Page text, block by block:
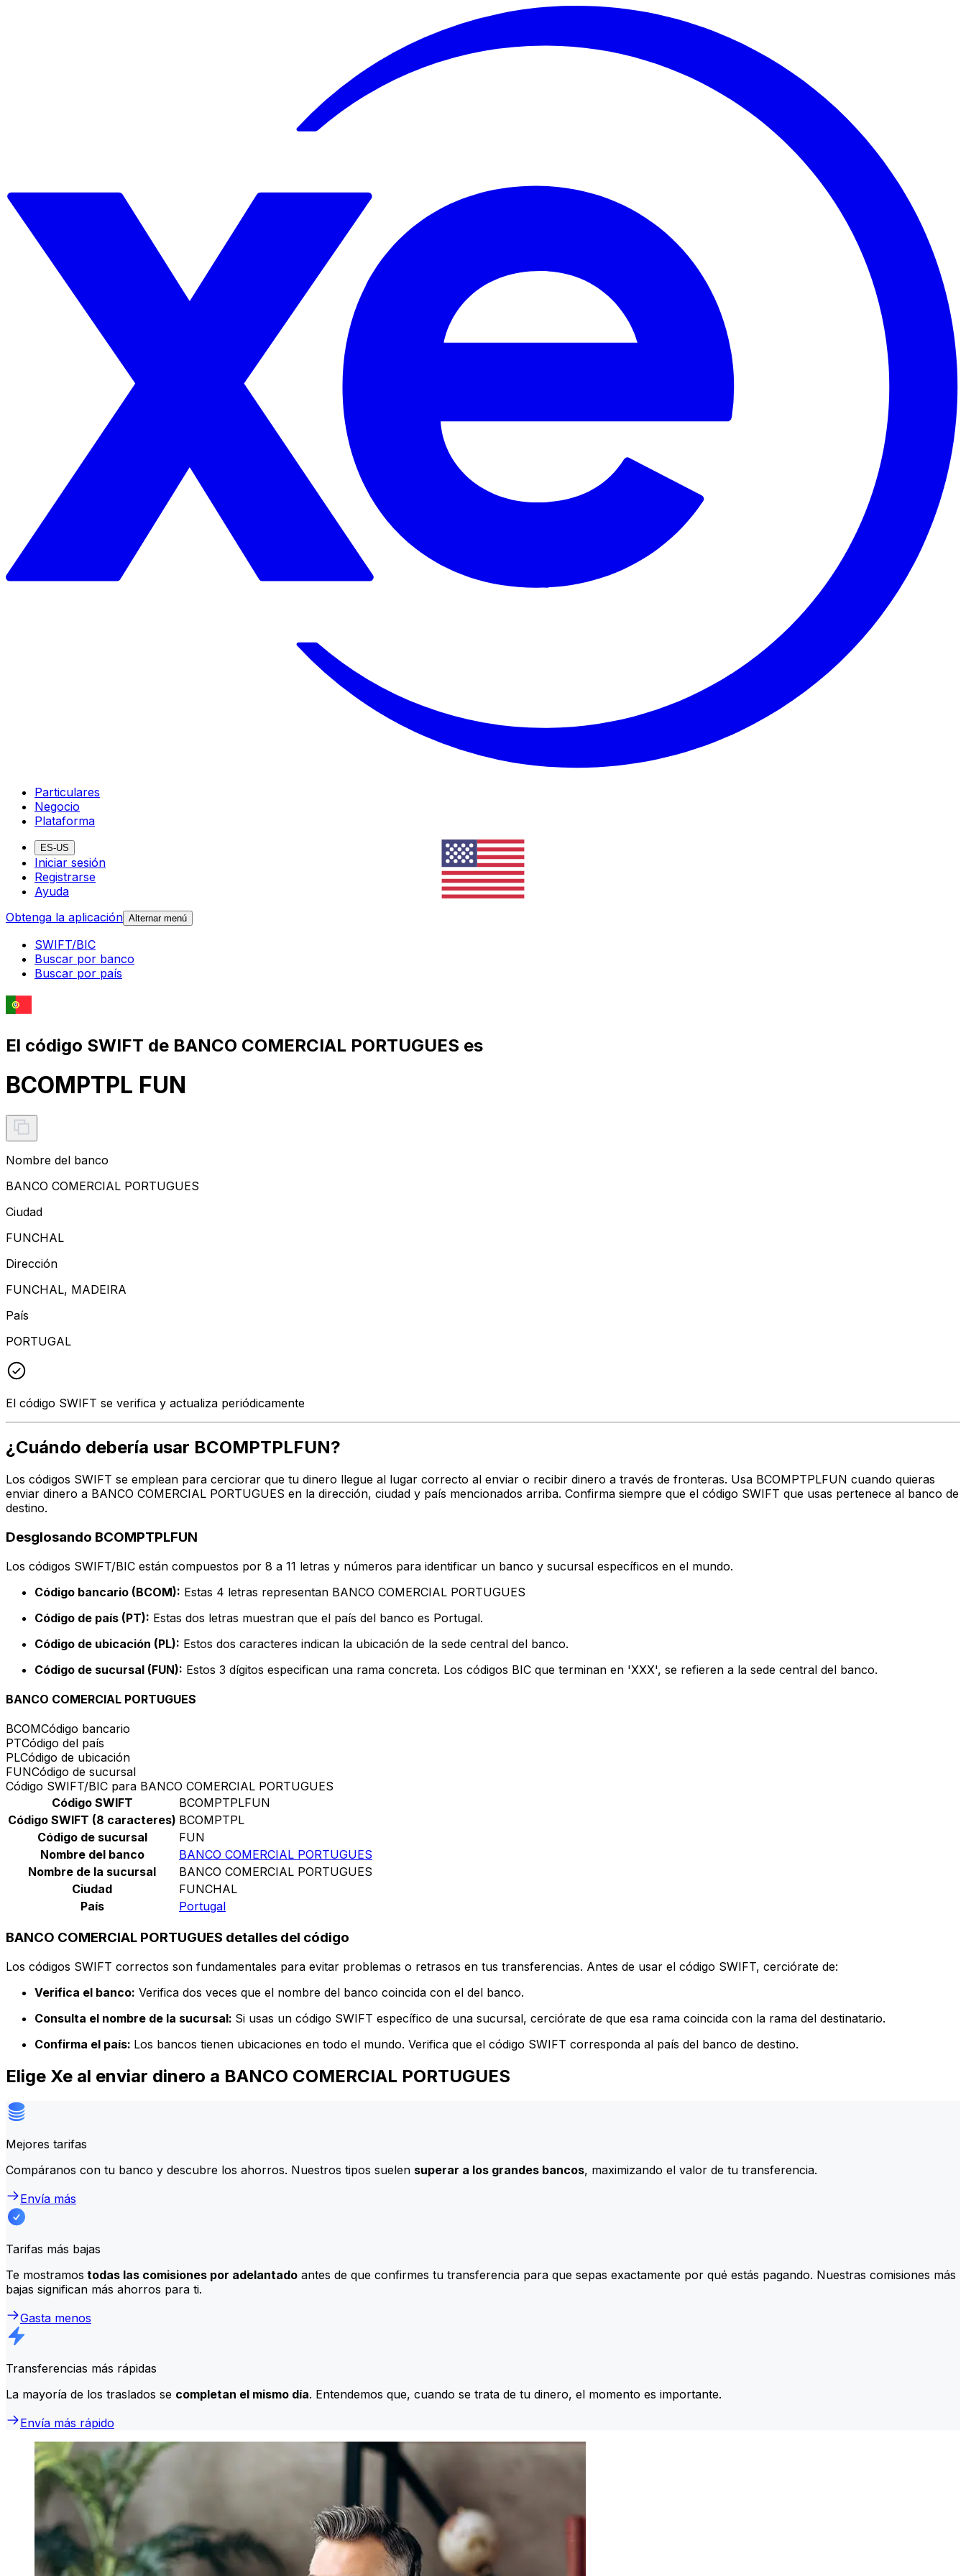
Particulares
Negocio
Plataforma
ES-US
Iniciar sesión
Registrarse
Ayuda
Obtenga la aplicación Alternar menú
SWIFT/BIC
Buscar por banco
Buscar por país
El código SWIFT de BANCO COMERCIAL PORTUGUES es
BCOMPTPL FUN
Nombre del banco
BANCO COMERCIAL PORTUGUES
Ciudad
FUNCHAL
Dirección
FUNCHAL, MADEIRA
País
PORTUGAL
El código SWIFT se verifica y actualiza periódicamente
¿Cuándo debería usar BCOMPTPLFUN?
Los códigos SWIFT se emplean para cerciorar que tu dinero llegue al lugar correcto al enviar o recibir dinero a través de fronteras. Usa BCOMPTPLFUN cuando quieras
enviar dinero a BANCO COMERCIAL PORTUGUES en la dirección, ciudad y país mencionados arriba. Confirma siempre que el código SWIFT que usas pertenece al banco de
destino.
Desglosando BCOMPTPLFUN
Los códigos SWIFT/BIC están compuestos por 8 a 11 letras y números para identificar un banco y sucursal específicos en el mundo.
Código bancario (BCOM): Estas 4 letras representan BANCO COMERCIAL PORTUGUES
Código de país (PT): Estas dos letras muestran que el país del banco es Portugal.
Código de ubicación (PL): Estos dos caracteres indican la ubicación de la sede central del banco.
Código de sucursal (FUN): Estos 3 dígitos especifican una rama concreta. Los códigos BIC que terminan en 'XXX', se refieren a la sede central del banco.
BANCO COMERCIAL PORTUGUES
BCOMCódigo bancario
PTCódigo del país
PLCódigo de ubicación
FUNCódigo de sucursal
Código SWIFT/BIC para BANCO COMERCIAL PORTUGUES
Código SWIFT
BCOMPTPLFUN
Código SWIFT (8 caracteres) BCOMPTPL
Código de sucursal
FUN
Nombre del banco
BANCO COMERCIAL PORTUGUES
Nombre de la sucursal
BANCO COMERCIAL PORTUGUES
Ciudad
FUNCHAL
País
Portugal
BANCO COMERCIAL PORTUGUES detalles del código
Los códigos SWIFT correctos son fundamentales para evitar problemas o retrasos en tus transferencias. Antes de usar el código SWIFT, cerciórate de:
Verifica el banco: Verifica dos veces que el nombre del banco coincida con el del banco.
Consulta el nombre de la sucursal: Si usas un código SWIFT específico de una sucursal, cerciórate de que esa rama coincida con la rama del destinatario.
Confirma el país: Los bancos tienen ubicaciones en todo el mundo. Verifica que el código SWIFT corresponda al país del banco de destino.
Elige Xe al enviar dinero a BANCO COMERCIAL PORTUGUES
Mejores tarifas
Compáranos con tu banco y descubre los ahorros. Nuestros tipos suelen superar a los grandes bancos, maximizando el valor de tu transferencia.
Envía más
Tarifas más bajas
Te mostramos todas las comisiones por adelantado antes de que confirmes tu transferencia para que sepas exactamente por qué estás pagando. Nuestras comisiones más
bajas significan más ahorros para ti.
Gasta menos
Transferencias más rápidas
La mayoría de los traslados se completan el mismo día. Entendemos que, cuando se trata de tu dinero, el momento es importante.
Envía más rápido